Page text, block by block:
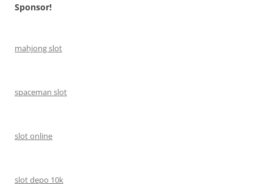
Sponsor!
mahjong slot
spaceman slot
slot online
slot depo 10k